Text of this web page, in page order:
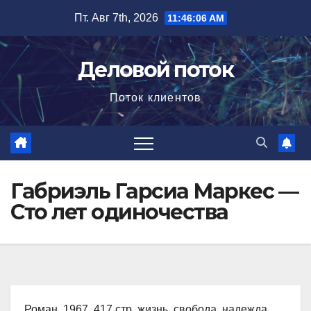
содержимому
Пт. Авг 7th, 2026 11:46:07 AM
Деловой поток
Поток клиентов
Габриэль Гарсиа Маркес —
Сто лет одиночества